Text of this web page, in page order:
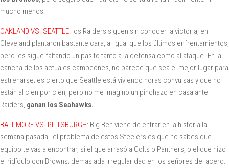
mucho menos.
OAKLAND VS. SEATTLE: los Raiders siguen sin conocer la victoria, en
Cleveland plantaron bastante cara, al igual que los últimos enfrentamientos,
pero les sigue faltando un pasito tanto a la defensa como al ataque. En la
cancha de los actuales campeones, no parece que sea el mejor lugar para
estrenarse; es cierto que Seattle está viviendo horas convulsas y que no
están al cien por cien, pero no me imagino un pinchazo en casa ante
Raiders, ganan los Seahawks.
BALTIMORE VS. PITTSBURGH: Big Ben viene de entrar en la historia la
semana pasada, el problema de estos Steelers es que no sabes que
equipo te vas a encontrar, si el que arrasó a Colts o Panthers, o el que hizo
el ridículo con Browns; demasiada irregularidad en los señores del acero.